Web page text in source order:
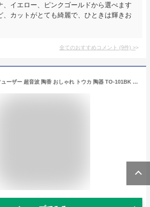
、イエロー、ピンクゴールドから選べます
、カットがとても綺麗で、ひときは輝きお
全てのおすすめコメント (9件) >
アロマディフューザー 超音波 陶香 おしゃれ トウカ 陶器 TO-101BK TO-102WH 送料無料 正規品 1年保証